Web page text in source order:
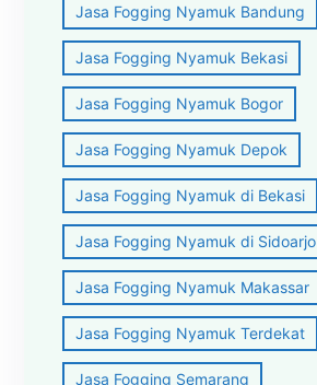
Jasa Fogging Nyamuk Bandung
Jasa Fogging Nyamuk Bekasi
Jasa Fogging Nyamuk Bogor
Jasa Fogging Nyamuk Depok
Jasa Fogging Nyamuk di Bekasi
Jasa Fogging Nyamuk di Sidoarjo
Jasa Fogging Nyamuk Makassar
Jasa Fogging Nyamuk Terdekat
Jasa Fogging Semarang